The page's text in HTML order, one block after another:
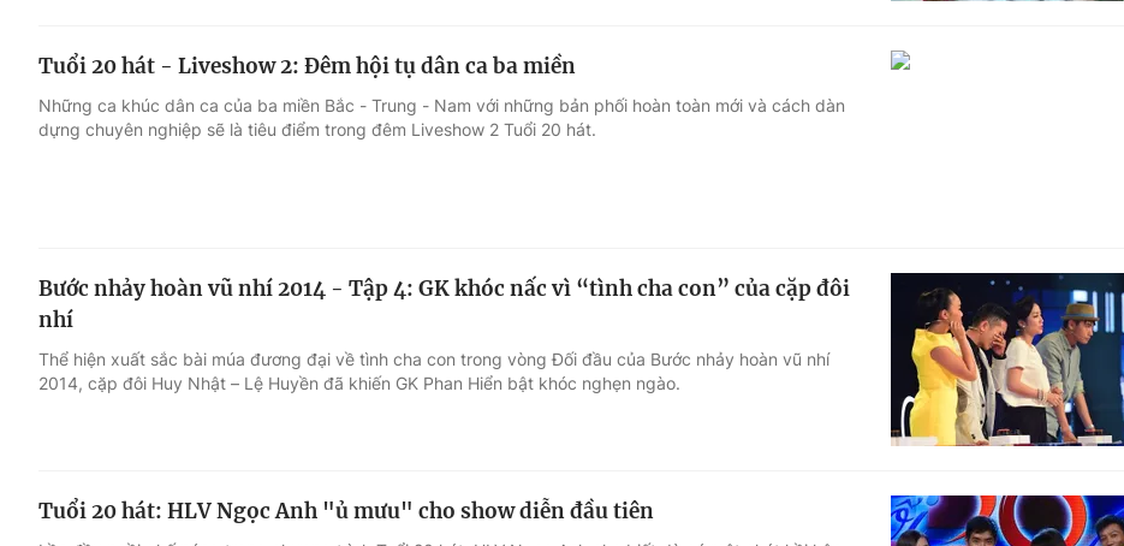
Tuổi 20 hát - Liveshow 2: Đêm hội tụ dân ca ba miền
Những ca khúc dân ca của ba miền Bắc - Trung - Nam với những bản phối hoàn toàn mới và cách dàn
dựng chuyên nghiệp sẽ là tiêu điểm trong đêm Liveshow 2 Tuổi 20 hát.
Bước nhảy hoàn vũ nhí 2014 - Tập 4: GK khóc nấc vì “tình cha con” của cặp đôi
nhí
Thể hiện xuất sắc bài múa đương đại về tình cha con trong vòng Đối đầu của Bước nhảy hoàn vũ nhí
2014, cặp đôi Huy Nhật – Lệ Huyền đã khiến GK Phan Hiển bật khóc nghẹn ngào.
Tuổi 20 hát: HLV Ngọc Anh "ủ mưu" cho show diễn đầu tiên